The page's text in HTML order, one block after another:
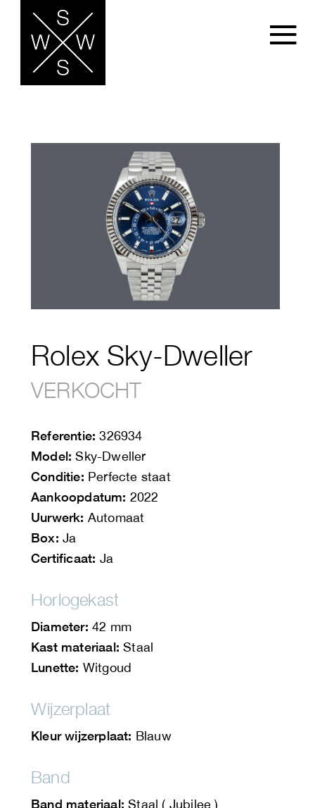
Rolex Sky-Dweller
VERKOCHT
Referentie: 326934
Model: Sky-Dweller
Conditie: Perfecte staat
Aankoopdatum: 2022
Uurwerk: Automaat
Box: Ja
Certificaat: Ja
Horlogekast
Diameter: 42 mm
Kast materiaal: Staal
Lunette: Witgoud
Wijzerplaat
Kleur wijzerplaat: Blauw
Band
Band materiaal: Staal ( Jubilee )